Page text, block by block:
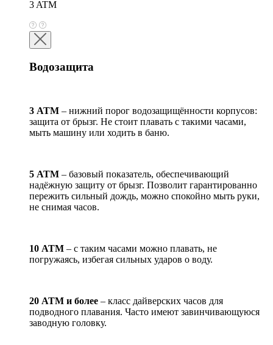
3 ATM
Водозащита
3 АТМ – нижний порог водозащищённости корпусов:
защита от брызг. Не стоит плавать с такими часами,
мыть машину или ходить в баню.
5 АТМ – базовый показатель, обеспечивающий
надёжную защиту от брызг. Позволит гарантированно
пережить сильный дождь, можно спокойно мыть руки,
не снимая часов.
10 АТМ – с таким часами можно плавать, не
погружаясь, избегая сильных ударов о воду.
20 АТМ и более – класс дайверских часов для
подводного плавания. Часто имеют завинчивающуюся
заводную головку.